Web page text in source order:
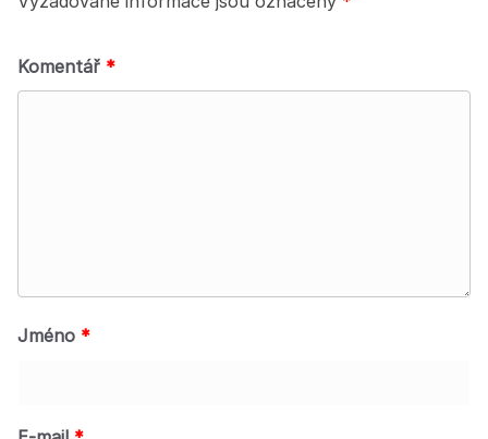
Komentář *
Jméno *